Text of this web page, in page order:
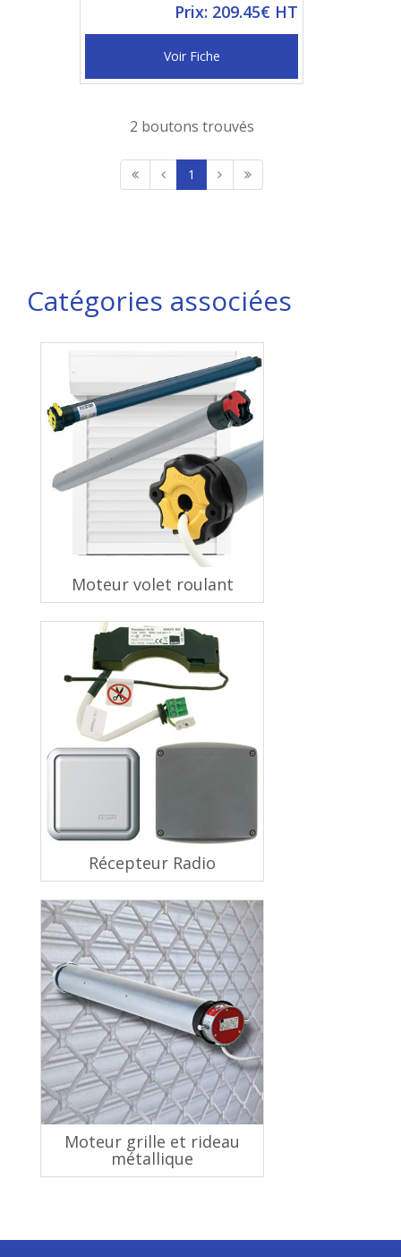
Prix: 209.45€ HT
Voir Fiche
2 boutons trouvés
1
Catégories associées
Moteur volet roulant
Récepteur Radio
Moteur grille et rideau
métallique